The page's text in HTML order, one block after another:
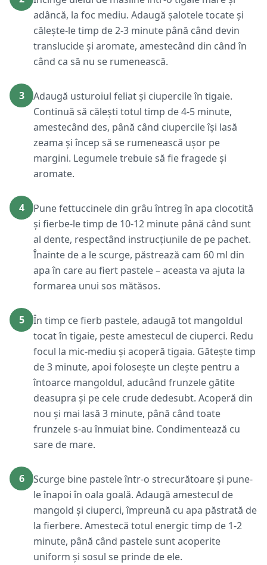
adâncă, la foc mediu. Adaugă șalotele tocate și
călește-le timp de 2-3 minute până când devin
translucide și aromate, amestecând din când în
când ca să nu se rumenească.
3
Adaugă usturoiul feliat și ciupercile în tigaie.
Continuă să călești totul timp de 4-5 minute,
amestecând des, până când ciupercile își lasă
zeama și încep să se rumenească ușor pe
margini. Legumele trebuie să fie fragede și
aromate.
4
Pune fettuccinele din grâu întreg în apa clocotită
și fierbe-le timp de 10-12 minute până când sunt
al dente, respectând instrucțiunile de pe pachet.
Înainte de a le scurge, păstrează cam 60 ml din
apa în care au fiert pastele – aceasta va ajuta la
formarea unui sos mătăsos.
5
În timp ce fierb pastele, adaugă tot mangoldul
tocat în tigaie, peste amestecul de ciuperci. Redu
focul la mic-mediu și acoperă tigaia. Gătește timp
de 3 minute, apoi folosește un clește pentru a
întoarce mangoldul, aducând frunzele gătite
deasupra și pe cele crude dedesubt. Acoperă din
nou și mai lasă 3 minute, până când toate
frunzele s-au înmuiat bine. Condimentează cu
sare de mare.
6
Scurge bine pastele într-o strecurătoare și pune-
le înapoi în oala goală. Adaugă amestecul de
mangold și ciuperci, împreună cu apa păstrată de
la fierbere. Amestecă totul energic timp de 1-2
minute, până când pastele sunt acoperite
uniform și sosul se prinde de ele.